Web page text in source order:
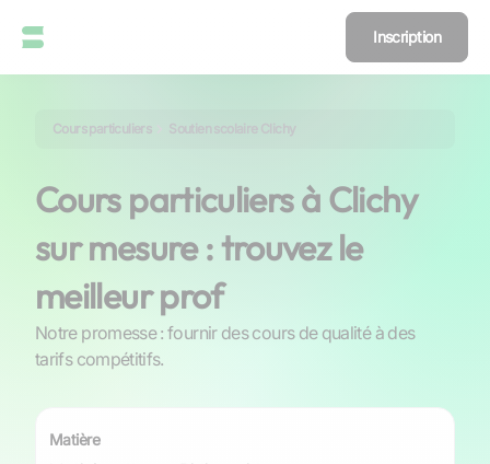
Inscription
Cours particuliers Soutien scolaire Clichy
Cours particuliers à Clichy
sur mesure : trouvez le
meilleur prof
Notre promesse : fournir des cours de qualité à des
tarifs compétitifs.
Matière